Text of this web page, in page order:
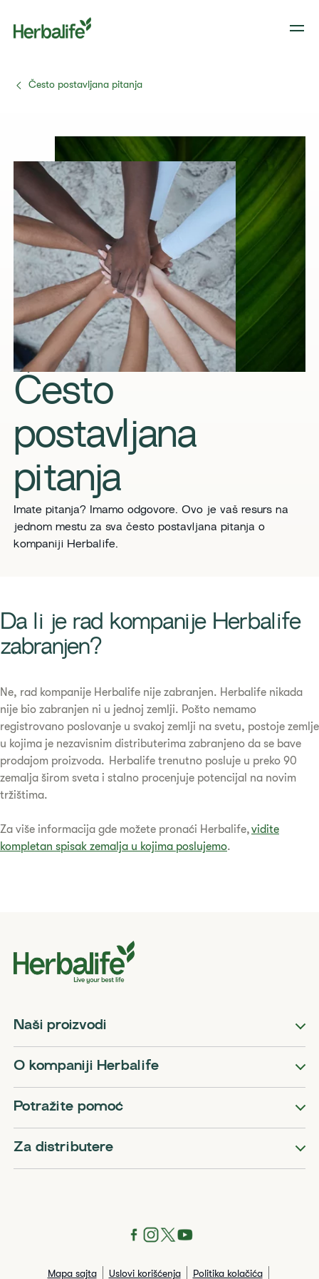
Često postavljana pitanja
Često
postavljana
pitanja
Imate pitanja? Imamo odgovore. Ovo je vaš resurs na
jednom mestu za sva često postavljana pitanja o
kompaniji Herbalife.
​​Da li je rad kompanije Herbalife
zabranjen?​
Ne, rad kompanije Herbalife nije zabranjen. Herbalife nikada
nije bio zabranjen ni u jednoj zemlji. Pošto nemamo
registrovano poslovanje u svakoj zemlji na svetu, postoje zemlje
u kojima je nezavisnim distributerima zabranjeno da se bave
prodajom proizvoda. Herbalife trenutno posluje u preko 90
zemalja širom sveta i stalno procenjuje potencijal na novim
tržištima.
Za više informacija gde možete pronaći Herbalife,vidite
kompletan spisak zemalja u kojima poslujemo.
Naši proizvodi
O kompaniji Herbalife
Potražite pomoć
Za distributere
Mapa sajta Uslovi korišćenja Politika kolačića